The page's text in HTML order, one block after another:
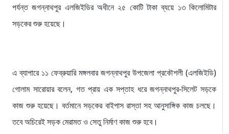
পর্যন্ত জগন্নাথপুর এলজিইডির অধীনে ২৫ কোটি টাকা ব্যয়ে ১৩ কিলোমিটার
সড়কের শুরু হয়েছে।
এ ব্যাপারে ১১ ফেব্রুয়ারি মঙ্গলবার জগন্নাথপুর উপজেলা প্রকৌশলী (এলজিইডি)
গোলাম সারোয়ার বলেন, গত প্রায় এক সপ্তাহ ধরে জগন্নাথপুর-সিলেট সড়কে
কাজ শুরু হয়েছে। বর্তমানে সড়কের বাইপাস রাস্তা সহ আনুসাঙ্গিক কাজ চলছে।
তবে অচিরেই সড়ক মেরামত ও সেতু নির্মাণ কাজ শুরু হবে।